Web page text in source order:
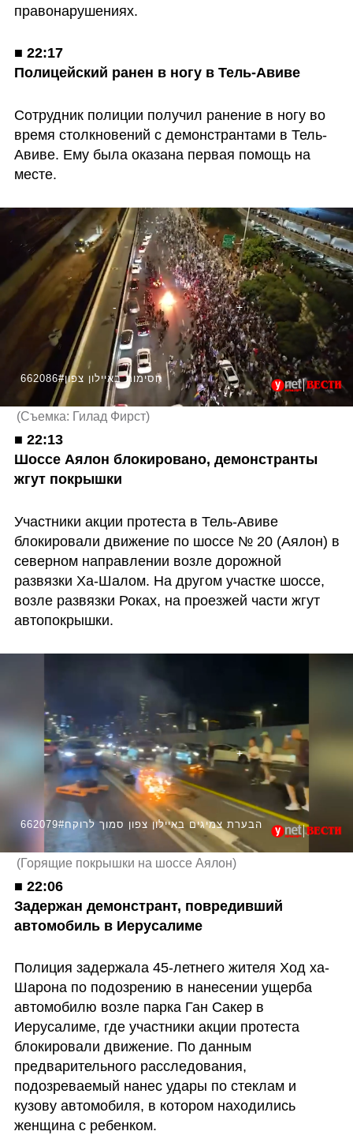
правонарушениях.
■ 22:17
Полицейский ранен в ногу в Тель-Авиве
Сотрудник полиции получил ранение в ногу во
время столкновений с демонстрантами в Тель-
Авиве. Ему была оказана первая помощь на
месте.
662086#חסימות באיילון צפון
(Съемка: Гилад Фирст)
■ 22:13
Шоссе Аялон блокировано, демонстранты
жгут покрышки
Участники акции протеста в Тель-Авиве
блокировали движение по шоссе № 20 (Аялон) в
северном направлении возле дорожной
развязки Ха-Шалом. На другом участке шоссе,
возле развязки Роках, на проезжей части жгут
автопокрышки.
662079#הבערת צמיגים באיילון צפון סמוך לרוקח
(Горящие покрышки на шоссе Аялон)
■ 22:06
Задержан демонстрант, повредивший
автомобиль в Иерусалиме
Полиция задержала 45-летнего жителя Ход ха-
Шарона по подозрению в нанесении ущерба
автомобилю возле парка Ган Сакер в
Иерусалиме, где участники акции протеста
блокировали движение. По данным
предварительного расследования,
подозреваемый нанес удары по стеклам и
кузову автомобиля, в котором находились
женщина с ребенком.